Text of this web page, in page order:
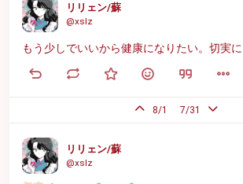
リリェン/蘇
@xslz
もう少しでいいから健康になりたい。切実に
8/1 7/31
リリェン/蘇
@xslz